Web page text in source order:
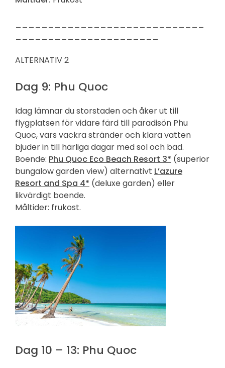
ALTERNATIV 2
Dag 9: Phu Quoc
Idag lämnar du storstaden och åker ut till
flygplatsen för vidare färd till paradisön Phu
Quoc, vars vackra stränder och klara vatten
bjuder in till härliga dagar med sol och bad.
Boende: Phu Quoc Eco Beach Resort 3* (superior
bungalow garden view) alternativt L’azure
Resort and Spa 4* (deluxe garden) eller
likvärdigt boende.
Måltider: frukost.
Dag 10 – 13: Phu Quoc